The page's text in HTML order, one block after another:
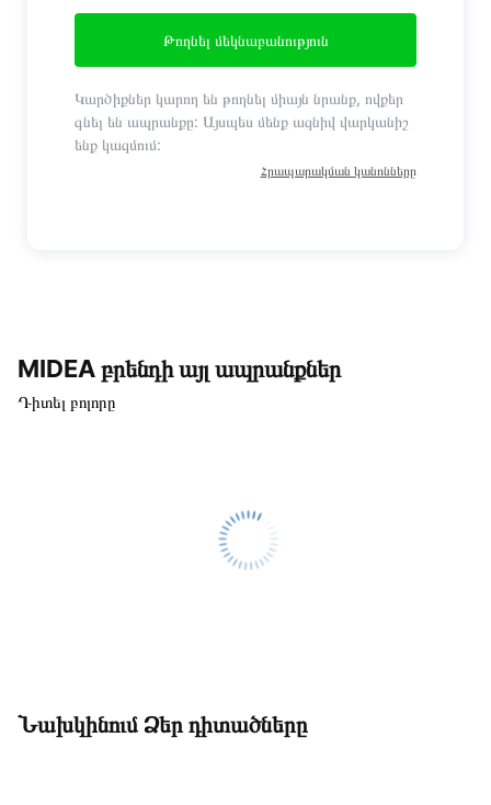
Թողնել մեկնաբանություն
Կարծիքներ կարող են թողնել միայն նրանք, ովքեր
գնել են ապրանքը: Այսպես մենք ազնիվ վարկանիշ
ենք կազմում:
Հրապարակման կանոնները
MIDEA բրենդի այլ ապրանքներ
Դիտել բոլորը
Նախկինում Ձեր դիտածները